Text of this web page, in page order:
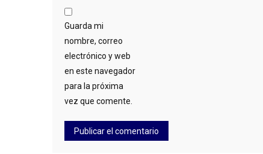
Guarda mi
nombre, correo
electrónico y web
en este navegador
para la próxima
vez que comente.